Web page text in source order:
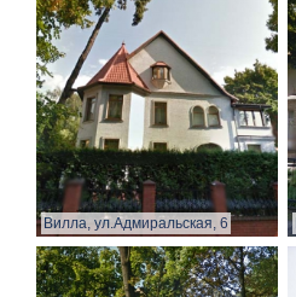
Вилла, ул.Адмиральская, 6